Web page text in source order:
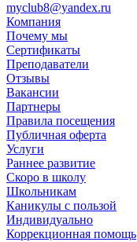
myclub8@yandex.ru
Компания
Почему мы
Сертификаты
Преподаватели
Отзывы
Вакансии
Партнеры
Правила посещения
Публичная оферта
Услуги
Раннее развитие
Скоро в школу
Школьникам
Каникулы с пользой
Индивидуально
Коррекционная помощь